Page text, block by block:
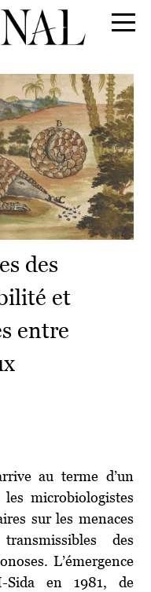
des
et
entre
au terme d’un
microbiologistes
sur les menaces
des
L’émergence
Sida en 1981, de